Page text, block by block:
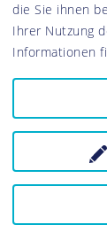
In den
November
Bayern
Sie
Eine
die Sie ihnen
Ihrer Nutzung
Informationen